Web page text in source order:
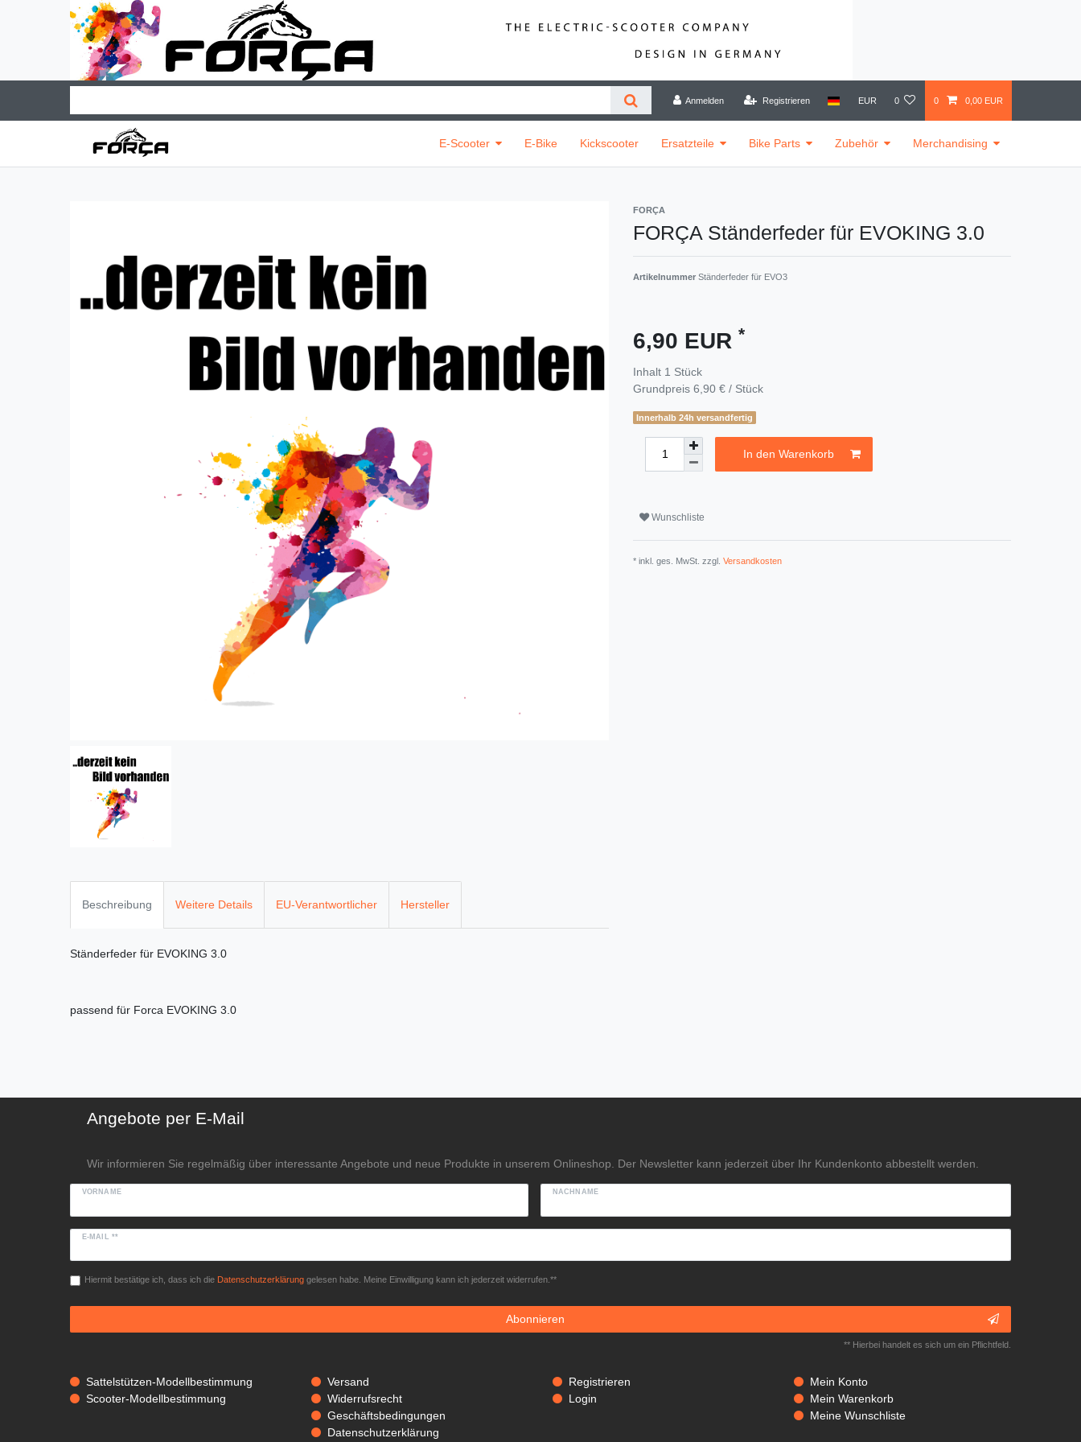
Anmelden Registrieren EUR 0 0 0,00 EUR
E-Scooter E-Bike Kickscooter Ersatzteile Bike Parts Zubehör Merchandising
FORÇA
FORÇA Ständerfeder für EVOKING 3.0
Artikelnummer Ständerfeder für EVO3
6,90 EUR *
Inhalt 1 Stück
Grundpreis 6,90 € / Stück
Innerhalb 24h versandfertig
In den Warenkorb
Wunschliste
* inkl. ges. MwSt. zzgl. Versandkosten
Beschreibung Weitere Details EU-Verantwortlicher Hersteller
Ständerfeder für EVOKING 3.0
passend für Forca EVOKING 3.0
Angebote per E-Mail
Wir informieren Sie regelmäßig über interessante Angebote und neue Produkte in unserem Onlineshop. Der Newsletter kann jederzeit über Ihr Kundenkonto abbestellt werden.
VORNAME NACHNAME
E-MAIL **
Hiermit bestätige ich, dass ich die Daten­schutz­erklärunggelesen habe. Meine Einwilligung kann ich jederzeit widerrufen.**
Abonnieren
** Hierbei handelt es sich um ein Pflichtfeld.
Sattelstützen-Modellbestimmung
Scooter-Modellbestimmung
Versand
Widerrufsrecht
Geschäftsbedingungen
Datenschutzerklärung
Registrieren
Login
Mein Konto
Mein Warenkorb
Meine Wunschliste